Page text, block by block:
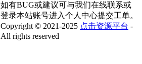
如有BUG或建议可与我们在线联系或
登录本站账号进入个人中心提交工单。
Copyright © 2021-2025 点击资源平台 -
All rights reserved